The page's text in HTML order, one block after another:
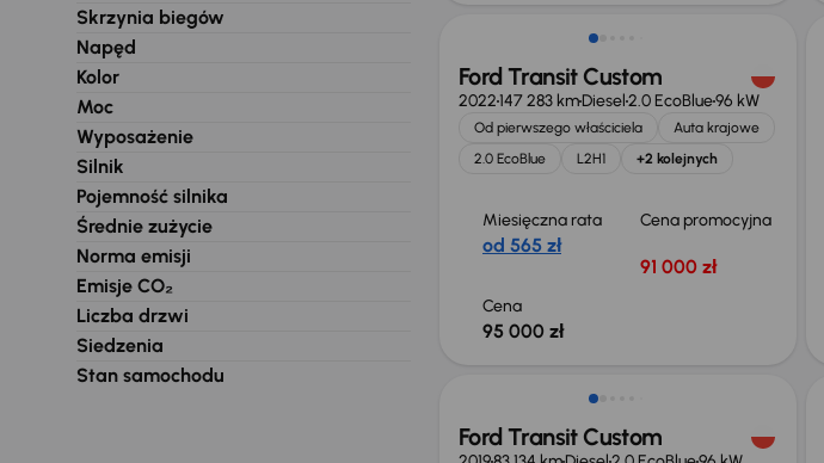
Skrzynia biegów
Napęd
Kolor
Moc
Wyposażenie
Silnik
Pojemność silnika
Średnie zużycie
Norma emisji
Emisje CO₂
Liczba drzwi
Siedzenia
Stan samochodu
Ford Transit Custom
2022147 283 kmDiesel2.0 EcoBlue96 kW
Od pierwszego właściciela
Auta krajowe
2.0 EcoBlue
L2H1 +2 kolejnych
Miesięczna rata
od 565 zł
Cena promocyjna
91 000 zł
Cena
95 000 zł
Taniej o 1 000 zł
Ford Transit Custom